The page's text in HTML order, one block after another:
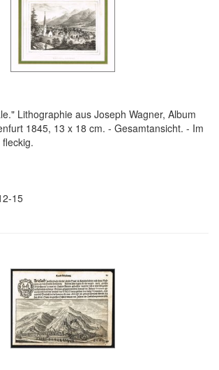
Lithographie aus Joseph Wagner, Album
1845, 13 x 18 cm. - Gesamtansicht. - Im
15